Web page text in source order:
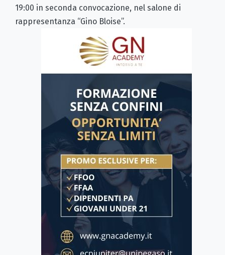
19:00 in seconda convocazione, nel salone di
rappresentanza “Gino Bloise”.